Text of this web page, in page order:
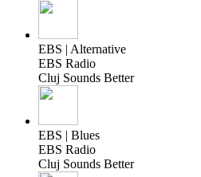
EBS | Alternative
EBS Radio
Cluj Sounds Better
EBS | Blues
EBS Radio
Cluj Sounds Better